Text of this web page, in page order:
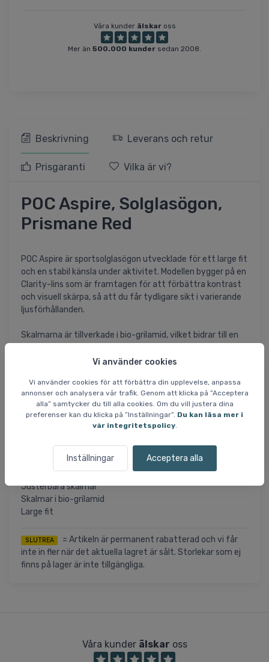
Vi använder cookies
Vi använder cookies för att förbättra din upplevelse, anpassa
annonser och analysera vår trafik. Genom att klicka på ”Acceptera
alla” samtycker du till alla cookies. Om du vill justera dina
preferenser kan du klicka på ”Inställningar”. Du kan läsa mer i
vår integritetspolicy.
Inställningar Acceptera alla
Våra kunder älskaross
Mer än 500.000 kunder sedan 2008.
Beskrivning Leverans och retur
Prisgaranti Vilka är vi?
POC Aspire, Solglasögon,
Prismane Red
POC Aspire är sportsolglasögon utvecklade för ett large fit
och en stabil känsla under aktivitet. Modellen bygger på en
Clarity-lins som är framtagen för att förbättra kontrast
och visuell skärpa, så att du får tydligare sikt i varierande
ljusförhållanden.
Skalmarna är tillverkade i bio-grilamid, vilket bidrar till en
utomhus. Dessutom är skalmarna justerbara, så
position, vilket hjälper glasögonen att sitta stabilt när
tempot ökar. Aspire är utformad i large fit och passar bäst
för större ansikten.
Lins: Clarity Road/Partly Sunny Gold
VLT: 23% (CAT 2)
Clarity-lins
Justerbara skalmar
Skalmar i bio-grilamid
Large fit
SLUTREA
= Artikeln är permanent rabatterad och vi får
inte in fler när det aktuella lagret är sålt. Storlekar som ej
finns på lager är inte tillgängliga.
Våra kunder älskar oss